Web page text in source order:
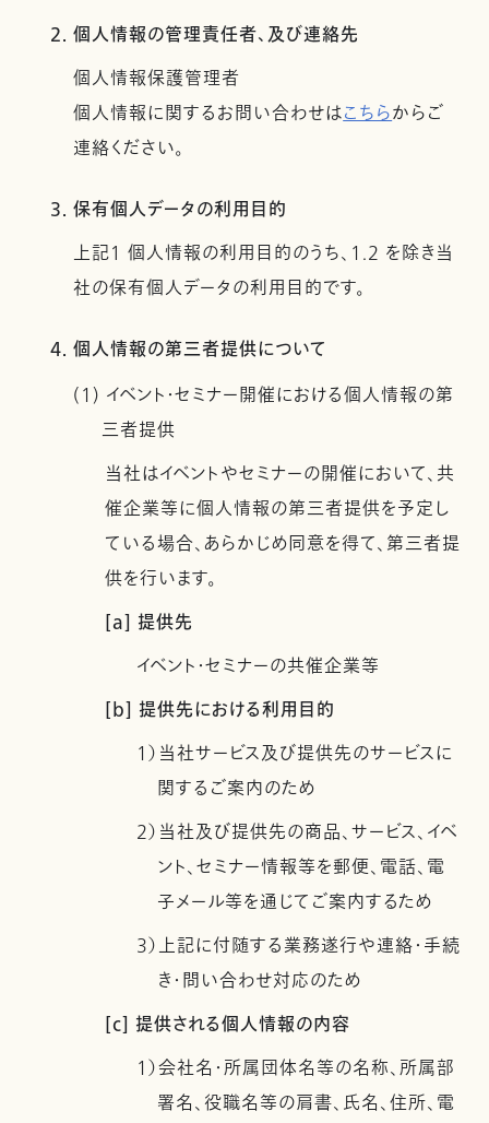
2. 個人情報の管理責任者、及び連絡先
個人情報保護管理者
個人情報に関するお問い合わせはこちらからご
連絡ください。
3. 保有個人データの利用目的
上記１ 個人情報の利用目的のうち、1.2 を除き当
社の保有個人データの利用目的です。
4. 個人情報の第三者提供について
(1) イベント・セミナー開催における個人情報の第
三者提供
当社はイベントやセミナーの開催において、共
催企業等に個人情報の第三者提供を予定し
ている場合、あらかじめ同意を得て、第三者提
供を行います。
[a] 提供先
イベント・セミナーの共催企業等
[b] 提供先における利用目的
1）当社サービス及び提供先のサービスに
関するご案内のため
2）当社及び提供先の商品、サービス、イベ
ント、セミナー情報等を郵便、電話、電
子メール等を通じてご案内するため
3）上記に付随する業務遂行や連絡・手続
き・問い合わせ対応のため
[c] 提供される個人情報の内容
1）会社名・所属団体名等の名称、所属部
署名、役職名等の肩書、氏名、住所、電